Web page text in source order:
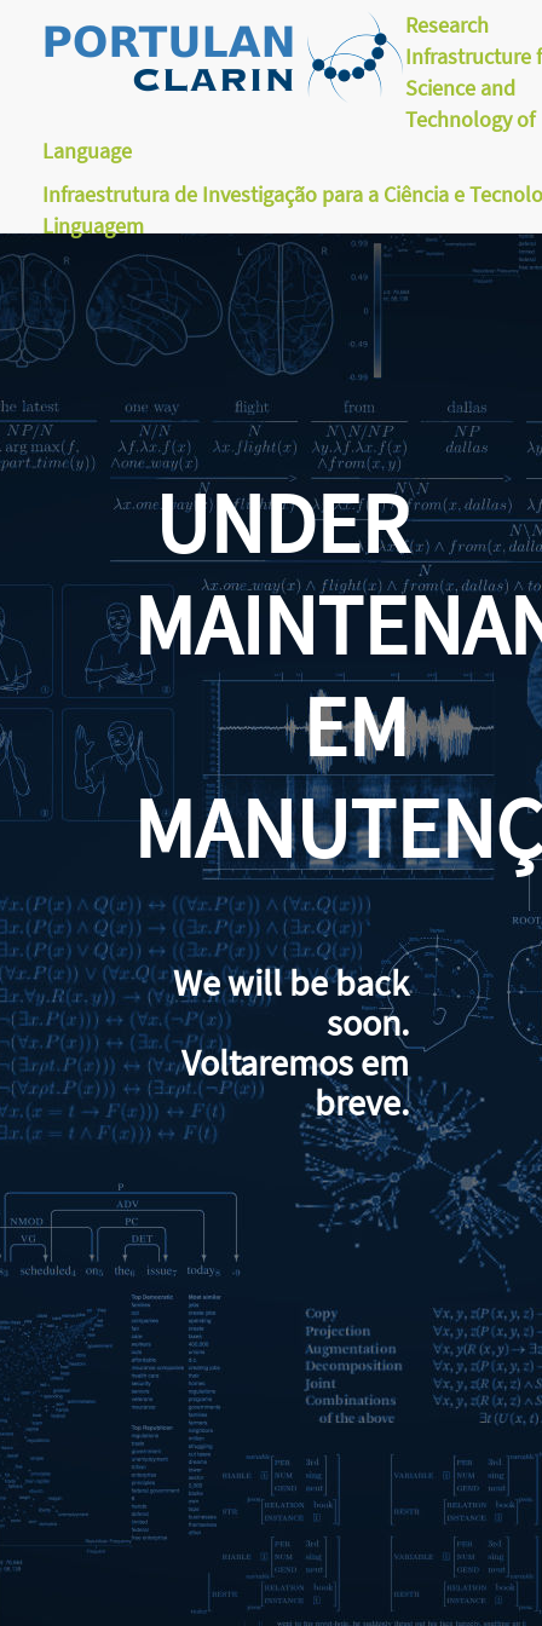
Research
Infrastructure
Science and
Technology of
Language
Infraestrutura de Investigação para a Ciência e
Linguagem
UNDER
EM
We will be back
soon.
Voltaremos em
breve.